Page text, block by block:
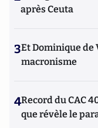
après Ceuta
3Et Dominique
macronisme
4Record du CAC
que révèle le